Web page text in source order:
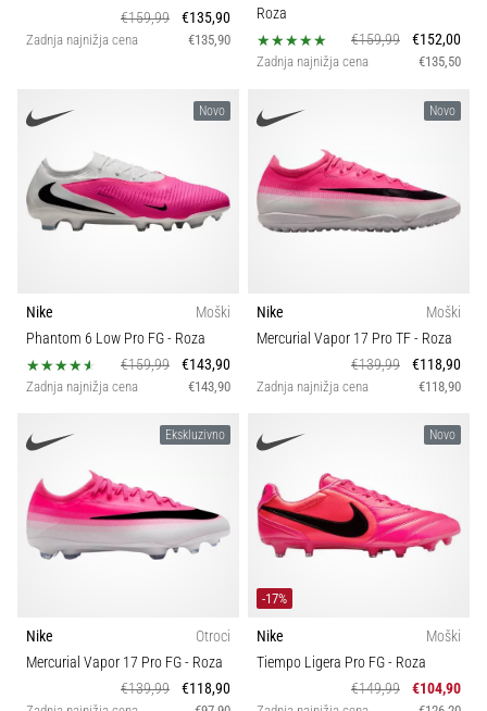
€159,99
€135,90
Zadnja najnižja cena €135,90
Roza
€159,99
€152,00
Zadnja najnižja cena €135,50
Novo
Nike
Moški
Phantom 6 Low Pro FG- Roza
€159,99
€143,90
Zadnja najnižja cena €143,90
Novo
Nike
Moški
Mercurial Vapor 17 Pro TF- Roza
€139,99
€118,90
Zadnja najnižja cena €118,90
Ekskluzivno
Nike
Otroci
Mercurial Vapor 17 Pro FG- Roza
€139,99
€118,90
Novo
-17%
Nike
Moški
Tiempo Ligera Pro FG- Roza
€149,99
€104,90